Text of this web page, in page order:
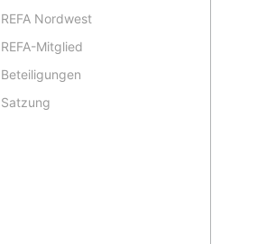
REFA Nordwest
REFA-Mitglied
Beteiligungen
Satzung